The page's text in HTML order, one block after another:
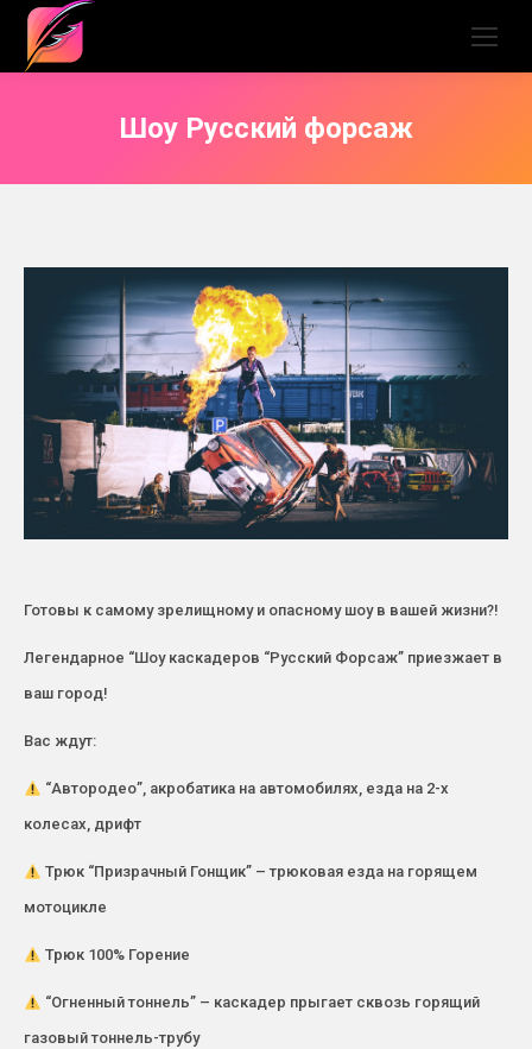
Шоу Русский форсаж
Готовы к самому зрелищному и опасному шоу в вашей жизни?!
Легендарное “Шоу каскадеров “Русский Форсаж” приезжает в
ваш город!
Вас ждут:
“Автородео”, акробатика на автомобилях, езда на 2-х
колесах, дрифт
Трюк “Призрачный Гонщик” – трюковая езда на горящем
мотоцикле
Трюк 100% Горение
“Огненный тоннель” – каскадер прыгает сквозь горящий
газовый тоннель-трубу